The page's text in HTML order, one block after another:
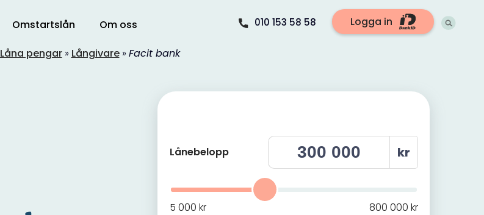
Omstartslån Om oss 010 153 58 58 Logga in
Låna pengar» Långivare» Facit bank
Lånebelopp kr
5 000 kr 800 000 kr